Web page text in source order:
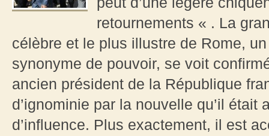
retournements « . La
célèbre et le plus illustre de Rome,
synonyme de pouvoir, se voit
ancien président de la République
d’ignominie par la nouvelle qu’il
d’influence. Plus exactement, il est